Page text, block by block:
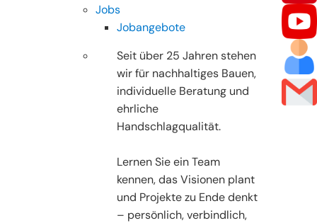
Jobs
Jobangebote
Seit über 25 Jahren stehen
wir für nachhaltiges Bauen,
individuelle Beratung und
ehrliche
Handschlagqualität.
Lernen Sie ein Team
kennen, das Visionen plant
und Projekte zu Ende denkt
– persönlich, verbindlich,